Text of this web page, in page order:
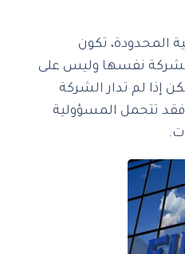
المحدودة، تكون
الشركة نفسها وليس على
لم تدار الشركة
تتحمل المسؤولية